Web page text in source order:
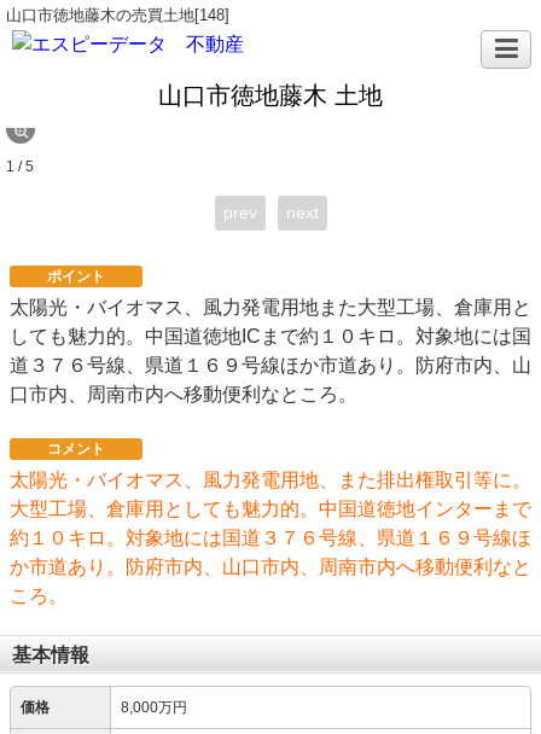
山口市徳地藤木の売買土地[148]
山口市徳地藤木 土地
1 / 5
prev next
ポイント
太陽光・バイオマス、風力発電用地また大型工場、倉庫用と
しても魅力的。中国道徳地ICまで約１０キロ。対象地には国
道３７６号線、県道１６９号線ほか市道あり。防府市内、山
口市内、周南市内へ移動便利なところ。
コメント
太陽光・バイオマス、風力発電用地、また排出権取引等に。
大型工場、倉庫用としても魅力的。中国道徳地インターまで
約１０キロ。対象地には国道３７６号線、県道１６９号線ほ
か市道あり。防府市内、山口市内、周南市内へ移動便利なと
ころ。
基本情報
価格 8,000万円